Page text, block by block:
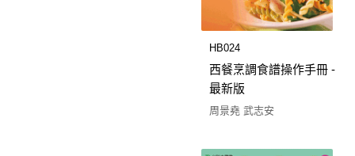
HB024
西餐烹調食譜操作手冊 -
最新版
周景堯 武志安